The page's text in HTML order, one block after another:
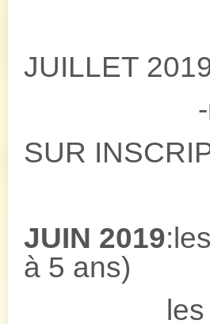
JUILLET
-
SUR
JUIN 2019
à 5 ans)
les